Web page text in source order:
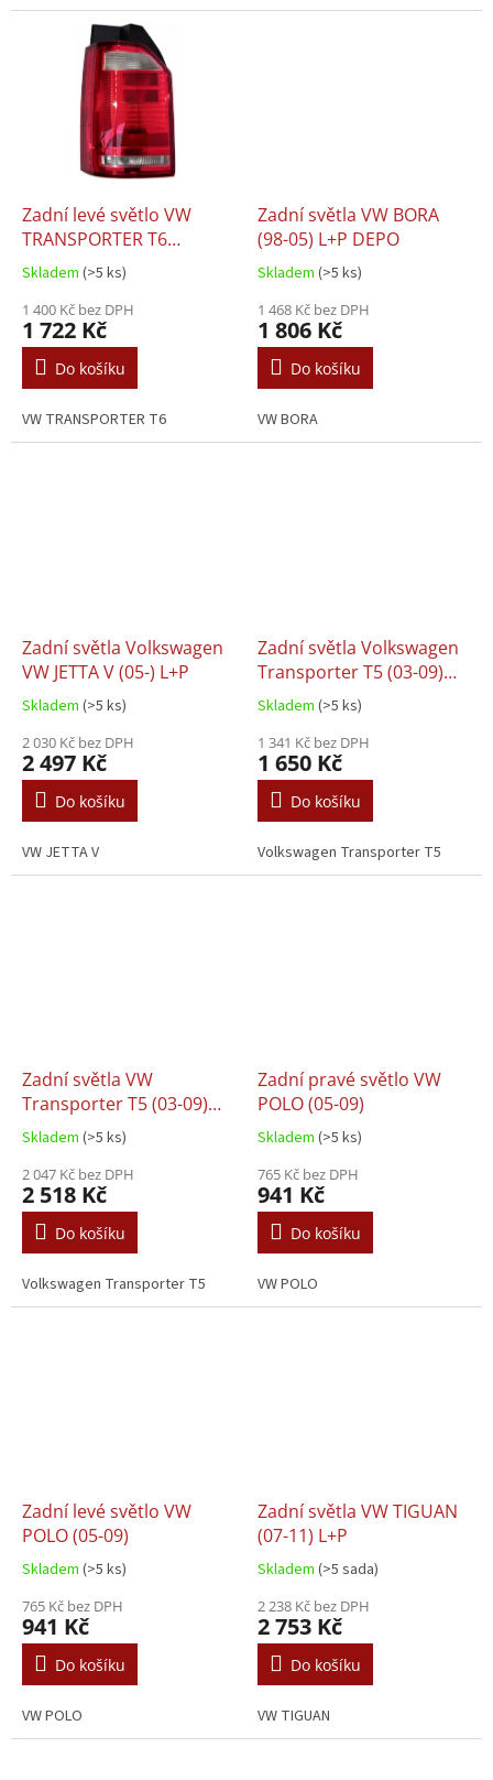
Zadní levé světlo VW
TRANSPORTER T6
(2015.04+)
Skladem (>5 ks)
1 400 Kč bez DPH
1 722 Kč
Do košíku
VW TRANSPORTER T6
Zadní světla VW BORA
(98-05) L+P DEPO
Skladem (>5 ks)
1 468 Kč bez DPH
1 806 Kč
Do košíku
VW BORA
Zadní světla Volkswagen
VW JETTA V (05-) L+P
Skladem (>5 ks)
2 030 Kč bez DPH
2 497 Kč
Do košíku
VW JETTA V
Zadní světla Volkswagen
Transporter T5 (03-09)
L+P
Skladem (>5 ks)
1 341 Kč bez DPH
1 650 Kč
Do košíku
Volkswagen Transporter T5
Zadní světla VW
Transporter T5 (03-09)
L+P
Skladem (>5 ks)
2 047 Kč bez DPH
2 518 Kč
Do košíku
Volkswagen Transporter T5
Zadní pravé světlo VW
POLO (05-09)
Skladem (>5 ks)
765 Kč bez DPH
941 Kč
Do košíku
VW POLO
Zadní levé světlo VW
POLO (05-09)
Skladem (>5 ks)
765 Kč bez DPH
941 Kč
Do košíku
VW POLO
Zadní světla VW TIGUAN
(07-11) L+P
Skladem (>5 sada)
2 238 Kč bez DPH
2 753 Kč
Do košíku
VW TIGUAN